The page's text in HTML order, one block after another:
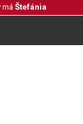
má Štefánia